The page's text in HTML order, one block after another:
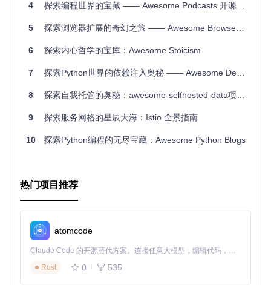
4、项目特点
智能等众多领域。
质量和实用性。
易于探索
：清晰的结构和分类使得查找目标资源变得简单快
捷。
持续更新：随着新技术的不断涌现，项目会定期引入新的“A
总的来说，awesome-awesome-awesome是每一位开发者必
备的导航工具，它将带你领略开源世界的广阔与精彩。现在就
加入，开启你的无限探索之旅吧！
4 探索编程世界的宝藏 —— Awesome Podcasts 开源项目推荐
5 探索浏览器扩展的奇幻之旅 —— Awesome Browser Extensions and Apps
6 探索内心哲学的宝库：Awesome Stoicism
7 探索Python世界的依赖注入奥秘 —— Awesome Dependency Injection in Python
8 探索自我托管的奥秘：awesome-selfhosted-data项目解析与推荐
9 探索服务网格的星辰大海：Istio 全景指南
10 探索Python编程的无尽宝藏：Awesome Python Blogs
热门项目推荐
atomcode
Claude Code 的开源替代方案。连接任意大模型，编辑代码，运行命令，自动验证 — 全自动执行。用 Rust 构建，极致性能。 ｜ An open-source alternative to Claude Code. Connect any LLM, edit code, run commands, and verify changes — autonomously. Built in Rust for speed. Get Started
Rust
0 535